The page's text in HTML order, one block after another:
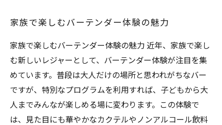
家族で楽しむバーテンダー体験の魅力
家族で楽しむバーテンダー体験の魅力 近年、家族で楽し
む新しいレジャーとして、バーテンダー体験が注目を集
めています。普段は大人だけの場所と思われがちなバー
ですが、特別なプログラムを利用すれば、子どもから大
人までみんなが楽しめる場に変わります。この体験で
は、見た目にも華やかなカクテルやノンアルコール飲料